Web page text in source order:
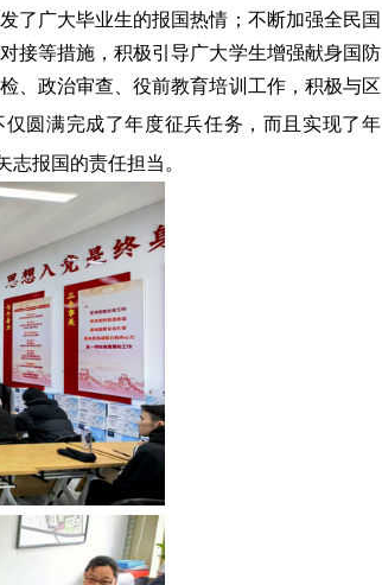
了广大毕业生的报国热情；不断加强全民国
接等措施，积极引导广大学生增强献身国防
、政治审查 、役前教育培训工作，积极与区
仅 圆满完成了年度征兵任务 ，而且实现了年
报国的责任担当。